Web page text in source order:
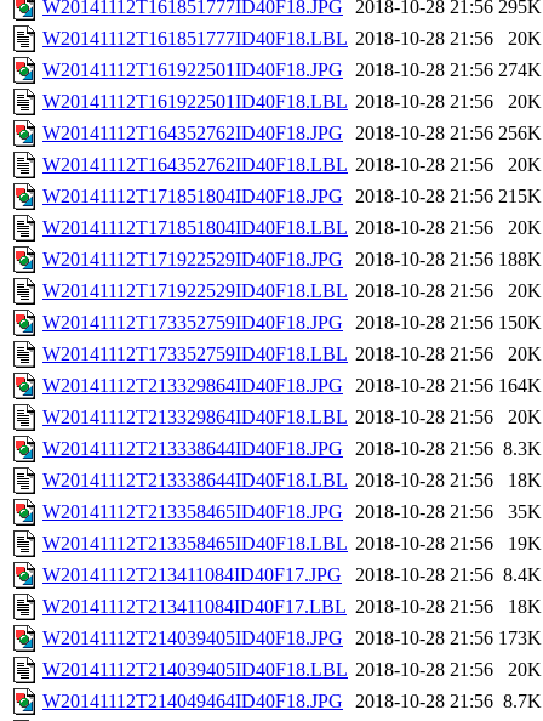
W20141112T161851777ID40F18.JPG 2018-10-28 21:56 295K
W20141112T161851777ID40F18.LBL 2018-10-28 21:56
20K
W20141112T161922501ID40F18.JPG
2018-10-28 21:56 274K
W20141112T161922501ID40F18.LBL 2018-10-28 21:56
20K
W20141112T164352762ID40F18.JPG
2018-10-28 21:56 256K
W20141112T164352762ID40F18.LBL 2018-10-28 21:56
20K
W20141112T171851804ID40F18.JPG
2018-10-28 21:56 215K
W20141112T171851804ID40F18.LBL 2018-10-28 21:56
20K
W20141112T171922529ID40F18.JPG
2018-10-28 21:56 188K
W20141112T171922529ID40F18.LBL 2018-10-28 21:56
20K
W20141112T173352759ID40F18.JPG
2018-10-28 21:56 150K
W20141112T173352759ID40F18.LBL 2018-10-28 21:56
20K
W20141112T213329864ID40F18.JPG
2018-10-28 21:56 164K
W20141112T213329864ID40F18.LBL 2018-10-28 21:56
20K
W20141112T213338644ID40F18.JPG
2018-10-28 21:56 8.3K
W20141112T213338644ID40F18.LBL 2018-10-28 21:56
18K
W20141112T213358465ID40F18.JPG
2018-10-28 21:56
35K
W20141112T213358465ID40F18.LBL 2018-10-28 21:56
19K
W20141112T213411084ID40F17.JPG
2018-10-28 21:56 8.4K
W20141112T213411084ID40F17.LBL 2018-10-28 21:56
18K
W20141112T214039405ID40F18.JPG
2018-10-28 21:56 173K
W20141112T214039405ID40F18.LBL 2018-10-28 21:56
20K
W20141112T214049464ID40F18.JPG
2018-10-28 21:56 8.7K